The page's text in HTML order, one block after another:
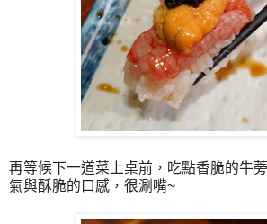
再等候下一道菜上桌前，吃點香脆的牛
氣與酥脆的口感，很涮嘴~